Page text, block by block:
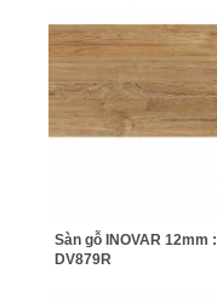
Sàn gỗ INOVAR 12mm :
DV879R